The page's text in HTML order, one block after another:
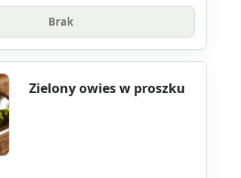
Brak
Zielony owies w proszku